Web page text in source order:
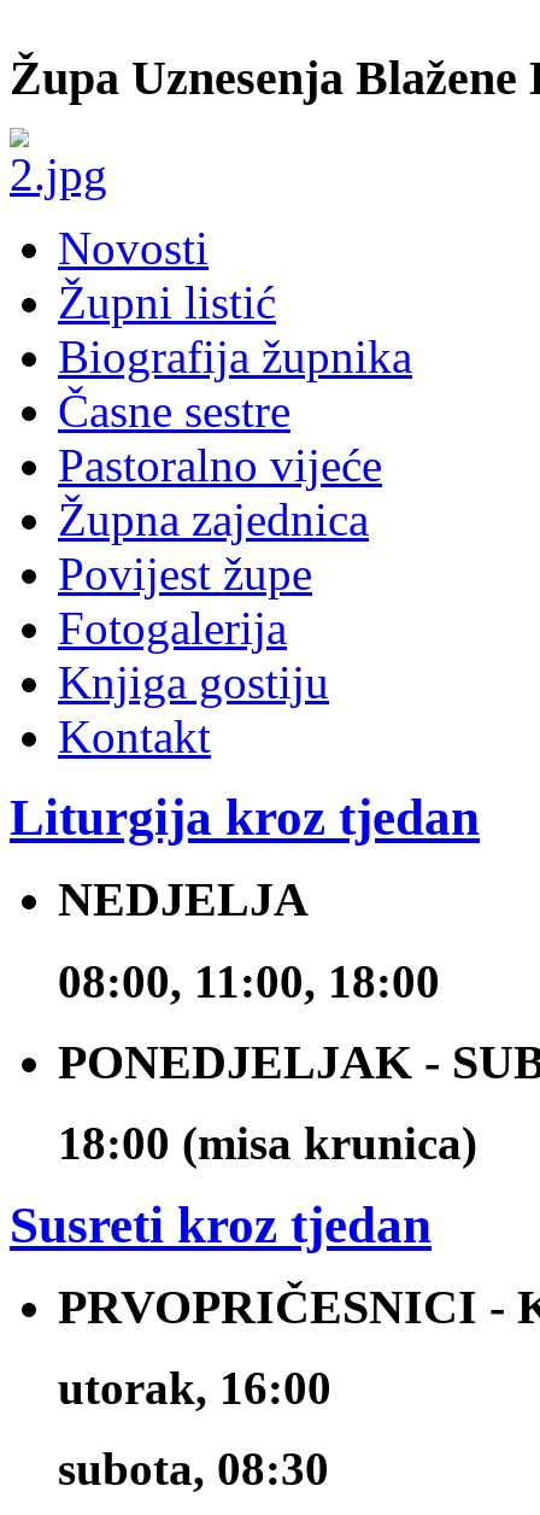
Župa Uznesenja
Novosti
Župni listić
Biografija župnika
Časne sestre
Pastoralno vijeće
Župna zajednica
Povijest župe
Fotogalerija
Knjiga gostiju
Kontakt
Liturgija kroz tjedan
NEDJELJA
08:00, 11:00, 18:00
PONEDJELJAK -
18:00 (misa krunica)
Susreti kroz tjedan
PRVOPRIČESNICI -
utorak, 16:00
subota, 08:30